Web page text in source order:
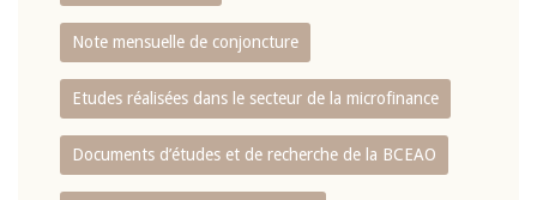
Note mensuelle de conjoncture
Etudes réalisées dans le secteur de la microfinance
Documents d’études et de recherche de la BCEAO